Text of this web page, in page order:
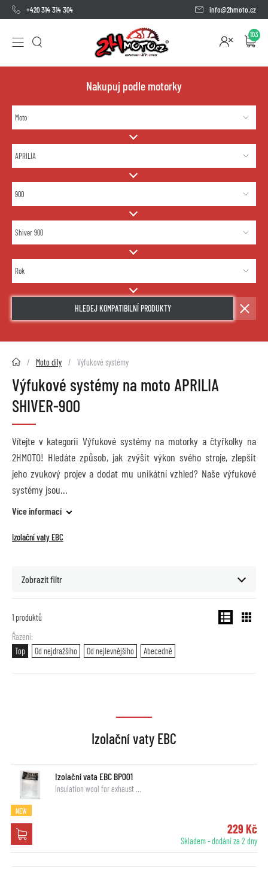
+420 314 314 304 info@2hmoto.cz
103
Nakupuj podle motorky
HLEDEJ KOMPATIBILNÍ PRODUKTY
2HMOTO.cz Moto díly Výfukové systémy
Výfukové systémy na moto APRILIA
SHIVER-900
Vítejte v kategorii Výfukové systémy na motorky a čtyřkolky na
2HMOTO! Hledáte způsob, jak zvýšit výkon svého stroje, zlepšit
jeho zvukový projev a dodat mu unikátní vzhled? Naše výfukové
systémy jsou
Více informací
Izolační vaty EBC
Zobrazit filtr
1 produktů
Řazení
Top
Od nejdražšího Od nejlevnějšího Abecedně
Izolační vaty EBC
Izolační vata EBC BP001
Insulation wool for exhaust …
NEW
229 Kč
Skladem - dodání za 2 dny